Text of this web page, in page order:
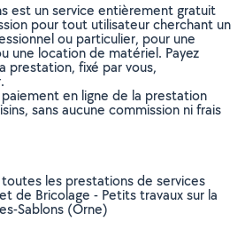
est un service entièrement gratuit
pour tout utilisateur cherchant un
ou particulier, pour une
une location de matériel. Payez
prestation, fixé par vous,
en ligne de la prestation
sans aucune commission ni frais
toutes les prestations de services
de Bricolage - Petits travaux sur la
Sablons (Orne)